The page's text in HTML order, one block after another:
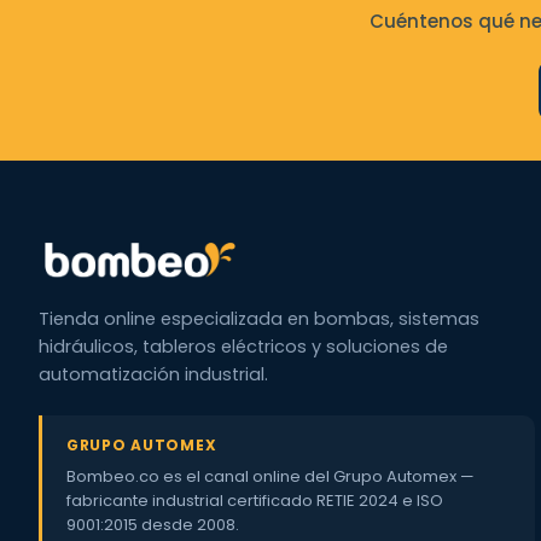
Cuéntenos qué
Tienda online especializada en bombas, sistemas
hidráulicos, tableros eléctricos y soluciones de
automatización industrial.
GRUPO AUTOMEX
Bombeo.co es el canal online del Grupo Automex —
fabricante industrial certificado RETIE 2024 e ISO
9001:2015 desde 2008.